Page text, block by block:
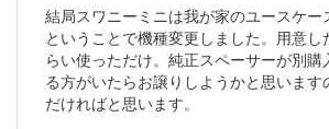
結局スワニーミニは我が家のユースケー
ということで機種変更しました。用意し
らい使っただけ。純正スペーサーが別購
る方がいたらお譲りしようかと思います
だければと思います。